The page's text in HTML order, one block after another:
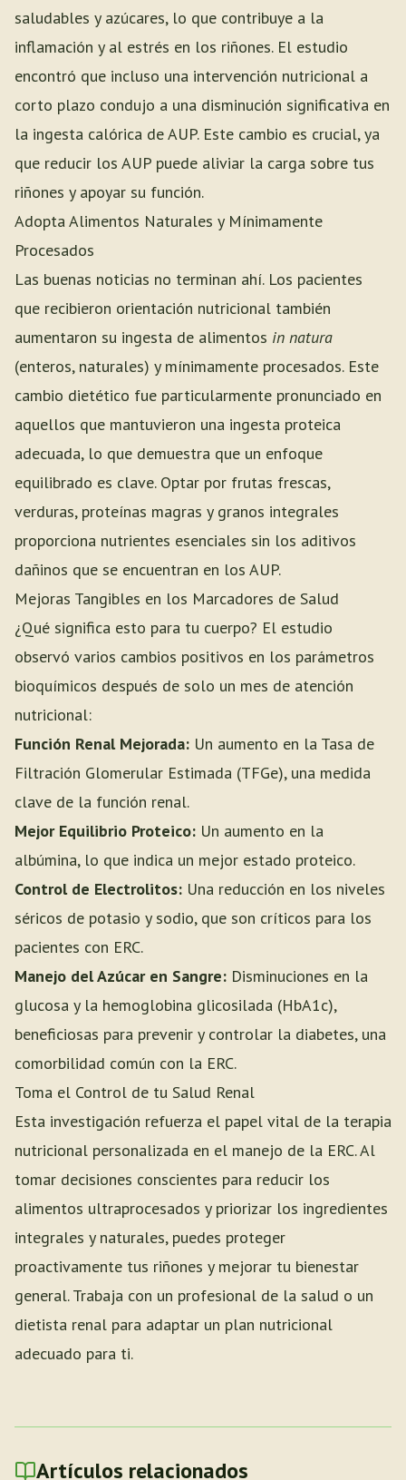
saludables y azúcares, lo que contribuye a la
inflamación y al estrés en los riñones. El estudio
encontró que incluso una intervención nutricional a
corto plazo condujo a una disminución significativa en
la ingesta calórica de AUP. Este cambio es crucial, ya
que reducir los AUP puede aliviar la carga sobre tus
riñones y apoyar su función.
Adopta Alimentos Naturales y Mínimamente
Procesados
Las buenas noticias no terminan ahí. Los pacientes
que recibieron orientación nutricional también
aumentaron su ingesta de alimentos in natura
(enteros, naturales) y mínimamente procesados. Este
cambio dietético fue particularmente pronunciado en
aquellos que mantuvieron una ingesta proteica
adecuada, lo que demuestra que un enfoque
equilibrado es clave. Optar por frutas frescas,
verduras, proteínas magras y granos integrales
proporciona nutrientes esenciales sin los aditivos
dañinos que se encuentran en los AUP.
Mejoras Tangibles en los Marcadores de Salud
¿Qué significa esto para tu cuerpo? El estudio
observó varios cambios positivos en los parámetros
bioquímicos después de solo un mes de atención
nutricional:
Función Renal Mejorada: Un aumento en la Tasa de
Filtración Glomerular Estimada (TFGe), una medida
clave de la función renal.
Mejor Equilibrio Proteico: Un aumento en la
albúmina, lo que indica un mejor estado proteico.
Control de Electrolitos: Una reducción en los niveles
séricos de potasio y sodio, que son críticos para los
pacientes con ERC.
Manejo del Azúcar en Sangre: Disminuciones en la
glucosa y la hemoglobina glicosilada (HbA1c),
beneficiosas para prevenir y controlar la diabetes, una
comorbilidad común con la ERC.
Toma el Control de tu Salud Renal
Esta investigación refuerza el papel vital de la terapia
nutricional personalizada en el manejo de la ERC. Al
tomar decisiones conscientes para reducir los
alimentos ultraprocesados y priorizar los ingredientes
integrales y naturales, puedes proteger
proactivamente tus riñones y mejorar tu bienestar
general. Trabaja con un profesional de la salud o un
dietista renal para adaptar un plan nutricional
adecuado para ti.
Artículos relacionados